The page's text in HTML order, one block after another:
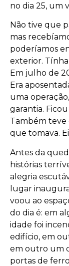
no dia 25, um
Não tive que
mas
poderíamos
exterior.
Em julho de
Era
uma
garantia.
Também teve
que tomava.
Antes da
histórias
alegria
lugar
voou ao
do dia é: em
idade foi
edifício, em
em outro um
portas de